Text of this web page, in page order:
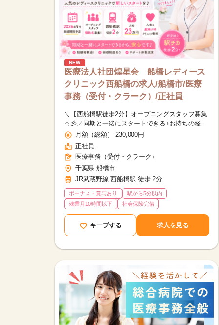
NEW
医療法人社団煌星会 船橋レディース
クリニック西船橋の求人/船橋市/医療
事務（受付・クラーク）/正社員
＼【西船橋駅徒歩2分】オープニングスタッフ募集
☆彡／同期と一緒にスタートできる♪お持ちの経験
を活かして、これからのキャリヤを築きたい方に
おすすめ◎
月額（総額） 230,000円
正社員
医療事務（受付・クラーク）
千葉県 船橋市
JR武蔵野線 西船橋駅 徒歩 2分
ボーナス・賞与あり
駅から5分以内
残業月10時間以下
社会保険完備
キープする 求人を見る